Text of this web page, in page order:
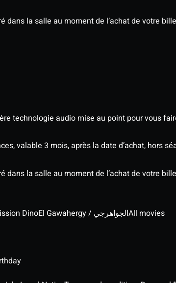
la salle au moment de l’achat de votre
technologie audio mise au point pour vous
valable 3 mois, après la date d’achat, hors
la salle au moment de l’achat de votre
Dino El Gawahergy / الجواهرجيAll movies